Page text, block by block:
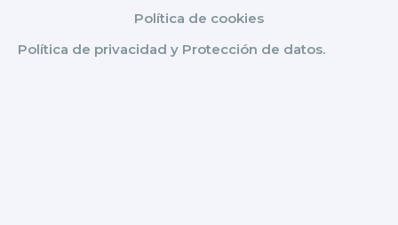
Política de cookies
Política de privacidad y Protección de datos.